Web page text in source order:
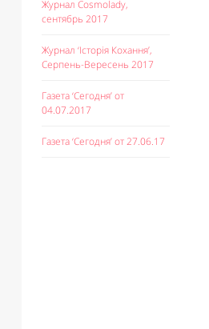
Журнал Cosmolady,
сентябрь 2017
Журнал ‘Історія Кохання’,
Серпень-Вересень 2017
Газета ‘Сегодня’ от
04.07.2017
Газета ‘Сегодня’ от 27.06.17